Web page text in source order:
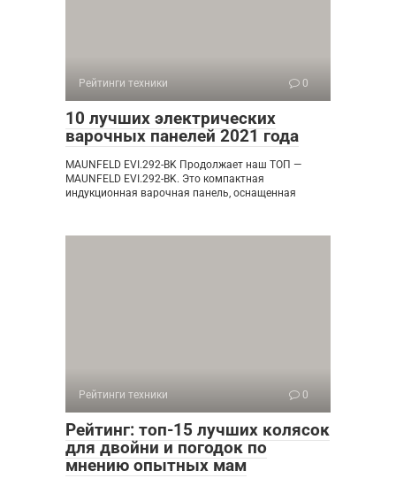
Рейтинги техники 0
10 лучших электрических
варочных панелей 2021 года
MAUNFELD EVI.292-BK Продолжает наш ТОП —
MAUNFELD EVI.292-BK. Это компактная
индукционная варочная панель, оснащенная
Рейтинги техники 0
Рейтинг: топ-15 лучших колясок
для двойни и погодок по
мнению опытных мам